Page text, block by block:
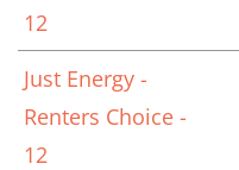
12
Just Energy -
Renters Choice -
12